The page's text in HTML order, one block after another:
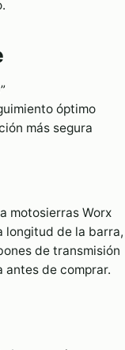
óptimo
más segura
motosierras Worx
longitud de la barra,
de transmisión
antes de comprar.